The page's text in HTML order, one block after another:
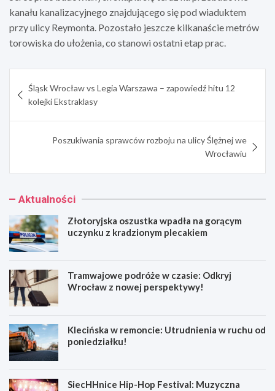
kanału kanalizacyjnego znajdującego się pod wiaduktem
przy ulicy Reymonta. Pozostało jeszcze kilkanaście metrów
torowiska do ułożenia, co stanowi ostatni etap prac.
wpisu
Śląsk Wrocław vs Legia Warszawa – zapowiedź hitu 12
kolejki Ekstraklasy
Poszukiwania sprawców rozboju na ulicy Ślężnej we
Wrocławiu
Aktualności
Złotoryjska oszustka wpadła na gorącym
uczynku z kradzionym plecakiem
Tramwajowe podróże w czasie: Odkryj
Wrocław z nowej perspektywy!
Klecińska w remoncie: Utrudnienia w ruchu od
poniedziałku!
SiecHHnice Hip-Hop Festival: Muzyczna